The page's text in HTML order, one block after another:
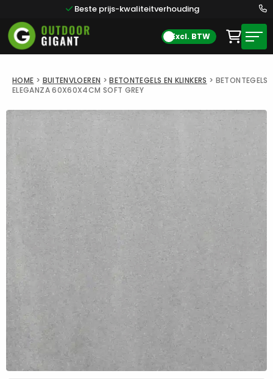
Beste prijs-kwaliteitverhouding
Excl. BTW
HOME > BUITENVLOEREN >BETONTEGELS EN KLINKERS > BETONTEGELS
ELEGANZA 60X60X4CM SOFT GREY